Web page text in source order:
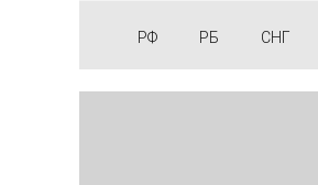
РФ РБ СНГ